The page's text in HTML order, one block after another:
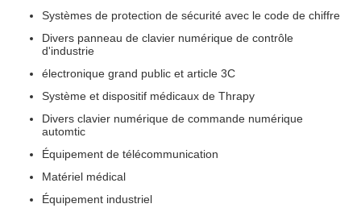
Systèmes de protection de sécurité avec le code de chiffre
Divers panneau de clavier numérique de contrôle
d'industrie
électronique grand public et article 3C
Système et dispositif médicaux de Thrapy
Divers clavier numérique de commande numérique
automtic
Équipement de télécommunication
Matériel médical
Équipement industriel